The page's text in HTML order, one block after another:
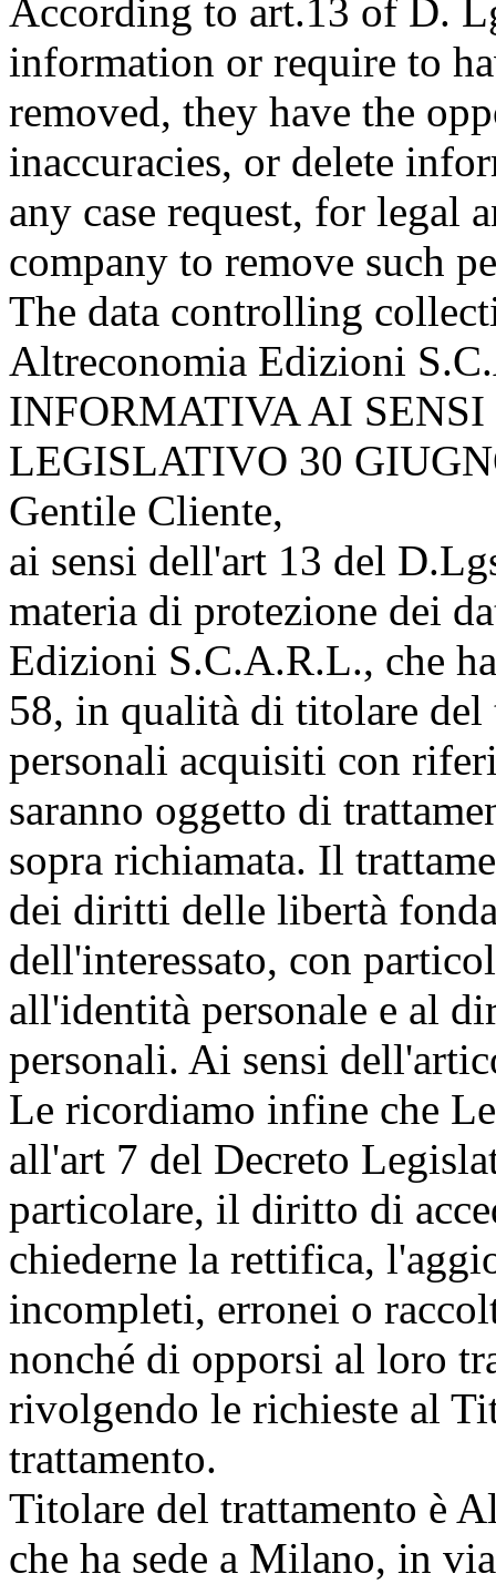
According to art.13 of D.
information or require to
removed, they have the
inaccuracies, or delete
any case request, for legal
company to remove such
The data controlling
Altreconomia Edizioni
INFORMATIVA AI
LEGISLATIVO 30
Gentile Cliente,
ai sensi dell'art 13 del
materia di protezione dei
Edizioni S.C.A.R.L., che
58, in qualità di titolare
personali acquisiti con
saranno oggetto di
sopra richiamata. Il
dei diritti delle libertà
dell'interessato, con
all'identità personale e al
personali. Ai sensi
Le ricordiamo infine che
all'art 7 del Decreto
particolare, il diritto di
chiederne la rettifica,
incompleti, erronei o
nonché di opporsi al loro
rivolgendo le richieste al
trattamento.
Titolare del trattamento è
che ha sede a Milano, in